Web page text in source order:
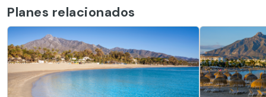
Planes relacionados